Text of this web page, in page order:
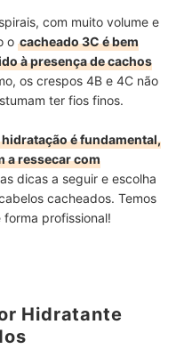
com muito volume e
o cacheado 3C é bem
à presença de cachos
os crespos 4B e 4C não
ter fios finos.
hidratação é fundamental,
a ressecar com
dicas a seguir e escolha
cacheados. Temos
profissional!
Hidratante